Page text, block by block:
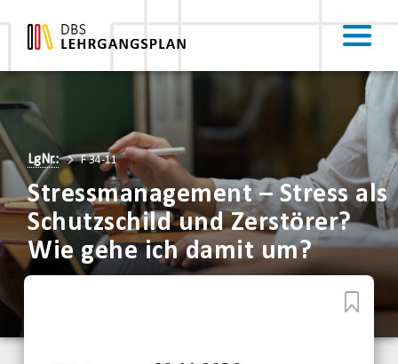
LgNr.: F 34-11
Stressmanagement – Stress als
Schutzschild und Zerstörer?
Wie gehe ich damit um?